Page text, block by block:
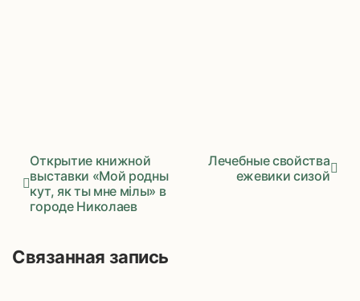
Навигация
записям
Открытие книжной
выставки «Мой родны
кут, як ты мне мілы» в
городе Николаев
Лечебные свойства
ежевики сизой
Связанная запись